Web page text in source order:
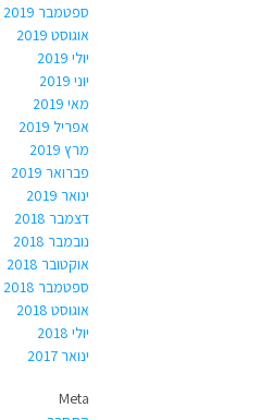
ספטמבר 2019
אוגוסט 2019
יולי 2019
יוני 2019
מאי 2019
אפריל 2019
מרץ 2019
פברואר 2019
ינואר 2019
דצמבר 2018
נובמבר 2018
אוקטובר 2018
ספטמבר 2018
אוגוסט 2018
יולי 2018
ינואר 2017
Meta